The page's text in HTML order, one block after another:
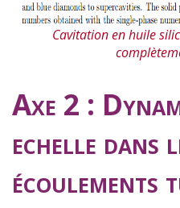
Cavitation en huile
Axe 2 :
echelle dans
écoulements